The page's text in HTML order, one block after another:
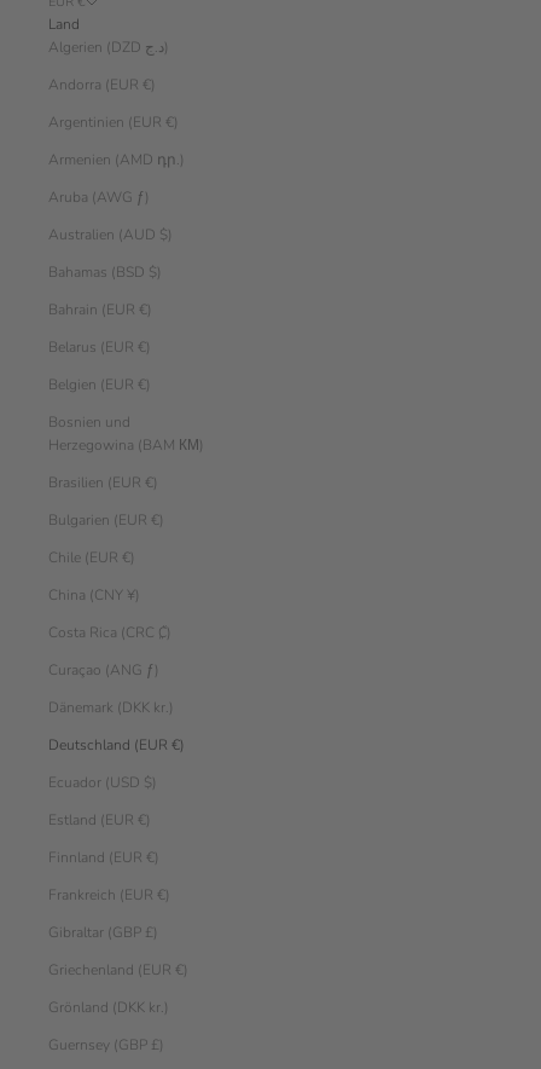
Land
Algerien (DZD د.ج)
Andorra (EUR €)
Argentinien (EUR €)
Armenien (AMD դր.)
Aruba (AWG ƒ)
Australien (AUD $)
Bahamas (BSD $)
Bahrain (EUR €)
Belarus (EUR €)
Belgien (EUR €)
Bosnien und
Herzegowina (BAM КМ)
Brasilien (EUR €)
Bulgarien (EUR €)
Chile (EUR €)
China (CNY ¥)
Costa Rica (CRC ₡)
Curaçao (ANG ƒ)
Dänemark (DKK kr.)
Deutschland (EUR €)
Ecuador (USD $)
Estland (EUR €)
Finnland (EUR €)
Frankreich (EUR €)
Gibraltar (GBP £)
Griechenland (EUR €)
Grönland (DKK kr.)
Guernsey (GBP £)